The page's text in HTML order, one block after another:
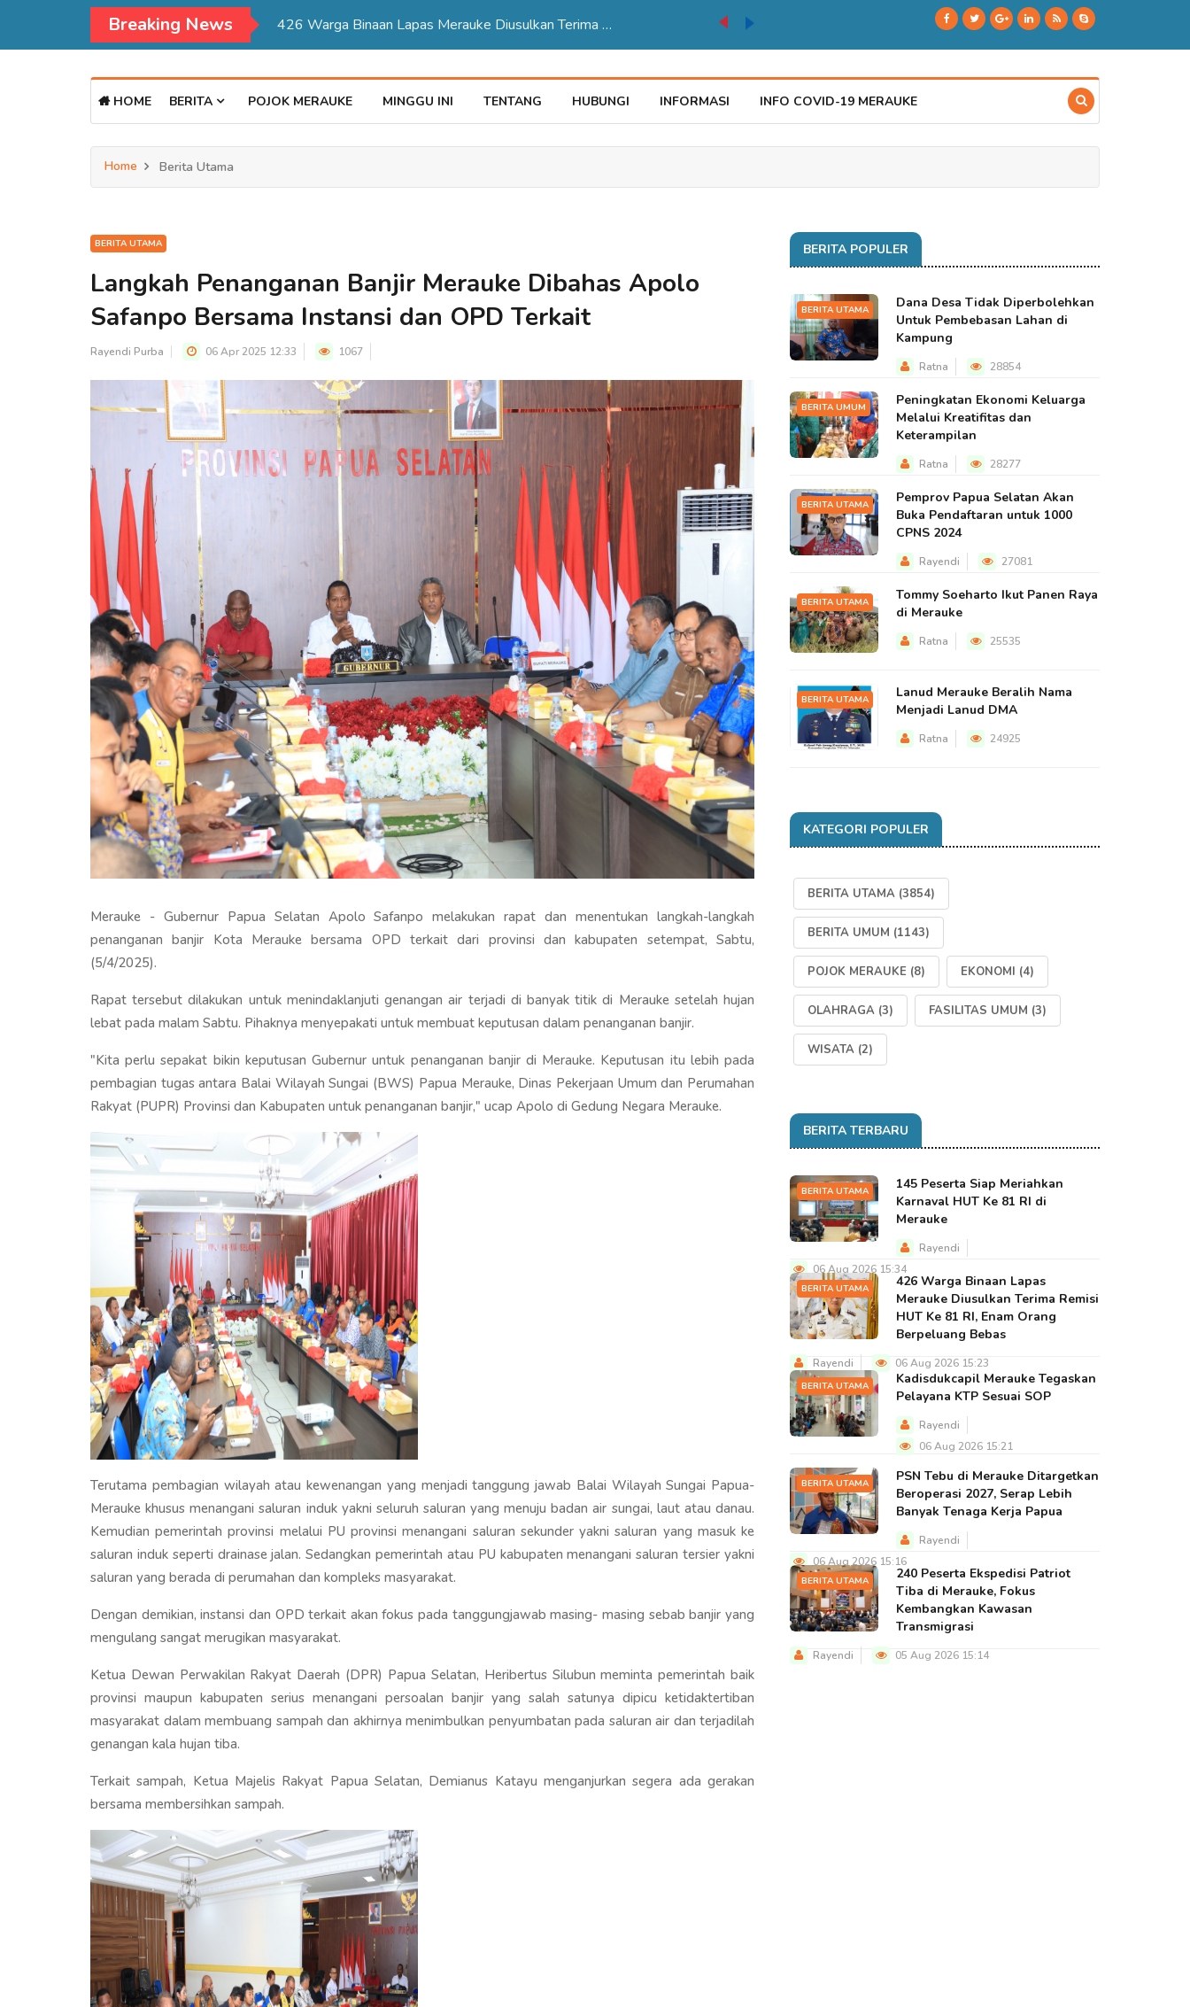
Breaking News Kadisdukcapil Merauke Tegaskan Pelayana KTP Sesuai SOP
HOME BERITA POJOK MERAUKE MINGGU INI TENTANG HUBUNGI INFORMASI INFO COVID-19 MERAUKE
Home Berita Utama
BERITA UTAMA
Langkah Penanganan Banjir Merauke Dibahas Apolo
Safanpo Bersama Instansi dan OPD Terkait
Rayendi Purba 06 Apr 2025 12:33 1067
Merauke - Gubernur Papua Selatan Apolo Safanpo melakukan rapat dan menentukan langkah-langkah
penanganan banjir Kota Merauke bersama OPD terkait dari provinsi dan kabupaten setempat, Sabtu,
(5/4/2025).
Rapat tersebut dilakukan untuk menindaklanjuti genangan air terjadi di banyak titik di Merauke setelah hujan
lebat pada malam Sabtu. Pihaknya menyepakati untuk membuat keputusan dalam penanganan banjir.
"Kita perlu sepakat bikin keputusan Gubernur untuk penanganan banjir di Merauke. Keputusan itu lebih pada
pembagian tugas antara Balai Wilayah Sungai (BWS) Papua Merauke, Dinas Pekerjaan Umum dan Perumahan
Rakyat (PUPR) Provinsi dan Kabupaten untuk penanganan banjir," ucap Apolo di Gedung Negara Merauke.
Terutama pembagian wilayah atau kewenangan yang menjadi tanggung jawab Balai Wilayah Sungai Papua-
Merauke khusus menangani saluran induk yakni seluruh saluran yang menuju badan air sungai, laut atau danau.
Kemudian pemerintah provinsi melalui PU provinsi menangani saluran sekunder yakni saluran yang masuk ke
saluran induk seperti drainase jalan. Sedangkan pemerintah atau PU kabupaten menangani saluran tersier yakni
saluran yang berada di perumahan dan kompleks masyarakat.
Dengan demikian, instansi dan OPD terkait akan fokus pada tanggungjawab masing- masing sebab banjir yang
mengulang sangat merugikan masyarakat.
Ketua Dewan Perwakilan Rakyat Daerah (DPR) Papua Selatan, Heribertus Silubun meminta pemerintah baik
provinsi maupun kabupaten serius menangani persoalan banjir yang salah satunya dipicu ketidaktertiban
masyarakat dalam membuang sampah dan akhirnya menimbulkan penyumbatan pada saluran air dan terjadilah
genangan kala hujan tiba.
Terkait sampah, Ketua Majelis Rakyat Papua Selatan, Demianus Katayu menganjurkan segera ada gerakan
bersama membersihkan sampah.
BERITA POPULER
BERITA UTAMA
Dana Desa Tidak Diperbolehkan
Untuk Pembebasan Lahan di
Kampung
Ratna 28854
BERITA UMUM
Peningkatan Ekonomi Keluarga
Melalui Kreatifitas dan
Keterampilan
Ratna 28277
BERITA UTAMA
Pemprov Papua Selatan Akan
Buka Pendaftaran untuk 1000
CPNS 2024
Rayendi 27081
BERITA UTAMA
Tommy Soeharto Ikut Panen Raya
di Merauke
Ratna 25535
BERITA UTAMA
Lanud Merauke Beralih Nama
Menjadi Lanud DMA
Ratna 24925
KATEGORI POPULER
BERITA UTAMA (3854)
BERITA UMUM (1143)
POJOK MERAUKE (8) EKONOMI (4)
OLAHRAGA (3) FASILITAS UMUM (3)
WISATA (2)
BERITA TERBARU
BERITA UTAMA
145 Peserta Siap Meriahkan
Karnaval HUT Ke 81 RI di
Merauke
Rayendi
06 Aug 2026 15:34
BERITA UTAMA
426 Warga Binaan Lapas
Merauke Diusulkan Terima Remisi
HUT Ke 81 RI, Enam Orang
Berpeluang Bebas
Rayendi 06 Aug 2026 15:23
BERITA UTAMA
Kadisdukcapil Merauke Tegaskan
Pelayana KTP Sesuai SOP
Rayendi
06 Aug 2026 15:21
BERITA UTAMA
PSN Tebu di Merauke Ditargetkan
Beroperasi 2027, Serap Lebih
Banyak Tenaga Kerja Papua
Rayendi
06 Aug 2026 15:16
BERITA UTAMA
240 Peserta Ekspedisi Patriot
Tiba di Merauke, Fokus
Kembangkan Kawasan
Transmigrasi
Rayendi 05 Aug 2026 15:14